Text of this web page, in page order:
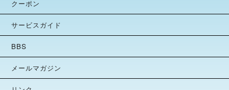
クーポン
サービスガイド
BBS
メールマガジン